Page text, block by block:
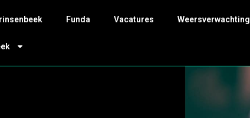
Funda Vacatures Weersverwachting